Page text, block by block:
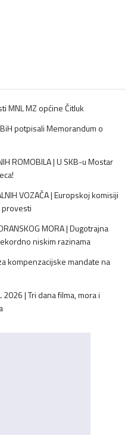
MNL MZ općine Čitluk
potpisali Memorandum o
ROMOBILA | U SKB-u Mostar
VOZAČA | Europskoj komisiji
MORA | Dugotrajna
niskim razinama
kompenzacijske mandate na
2026 | Tri dana filma, mora i